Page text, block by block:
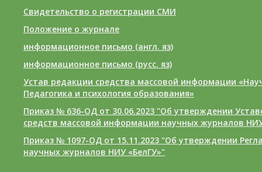
Свидетельство о регистрации СМИ
Положение о журнале
информационное письмо (англ. яз)
информационное письмо (русс. яз)
Устав редакции средства массовой информации
Педагогика и психология образования»
Приказ № 636-ОД от 30.06.2023 "Об утверждении
средств массовой информации научных журналов
Приказ № 1097-ОД от 15.11.2023 "Об утверждении
научных журналов НИУ «БелГУ»"